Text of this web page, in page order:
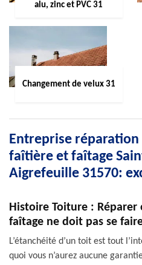
alu, zinc et PVC 31
Changement de velux 31
Entreprise
faîtière et faîtage
Aigrefeuille 31570:
Histoire Toiture :
faîtage ne doit pas se
L’étanchéité d’un toit est tout
quoi vous n’aurez aucune